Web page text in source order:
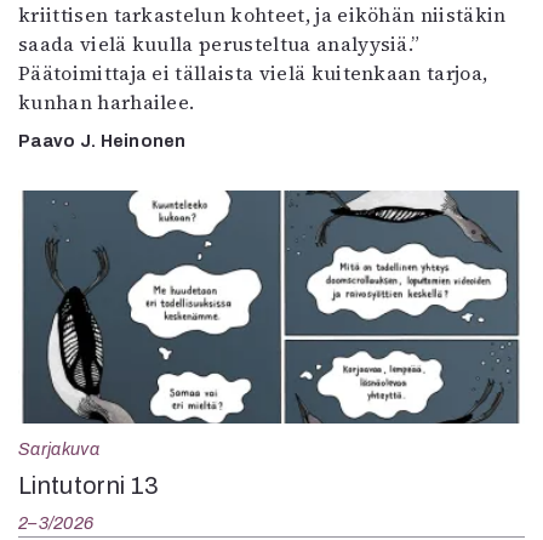
kriittisen tarkastelun kohteet, ja eiköhän niistäkin
saada vielä kuulla perusteltua analyysiä.”
Päätoimittaja ei tällaista vielä kuitenkaan tarjoa,
kunhan harhailee.
Paavo J. Heinonen
Sarjakuva
Lintutorni 13
2–3/2026